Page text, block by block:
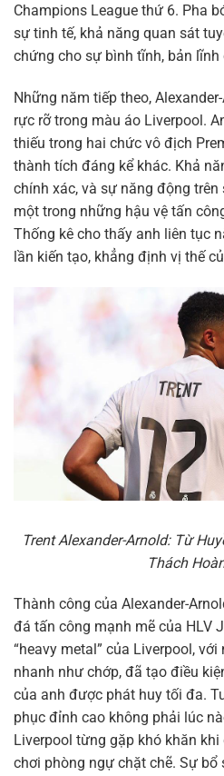
Champions League thứ 6. Pha
sự tinh tế, khả năng quan sát
chứng cho sự bình tĩnh, bản
Những năm tiếp theo,
rực rỡ trong màu áo Liverpool.
thiếu trong hai chức vô địch
thành tích đáng kể khác. Khả
chính xác, và sự năng động
một trong những hậu vệ tấn
Thống kê cho thấy anh liên tục
lần kiến tạo, khẳng định vị thế
Trent Alexander-Arnold: Từ
Thách
Thành công của Alexander-
đá tấn công mạnh mẽ của HLV
“heavy metal” của Liverpool,
nhanh như chớp, đã tạo điều
của anh được phát huy tối đa.
phục đỉnh cao không phải lúc
Liverpool từng gặp khó khăn
chơi phòng ngự chặt chẽ. Sự bổ